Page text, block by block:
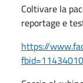
Coltivare la
reportage e
https://